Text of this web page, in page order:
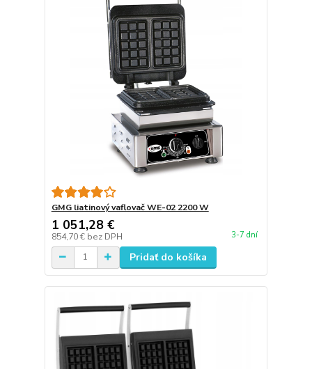
GMG liatinový vaflovač WE-02 2200 W
1 051,28 €
854,70 € bez DPH 3-7 dní
Pridať do košíka